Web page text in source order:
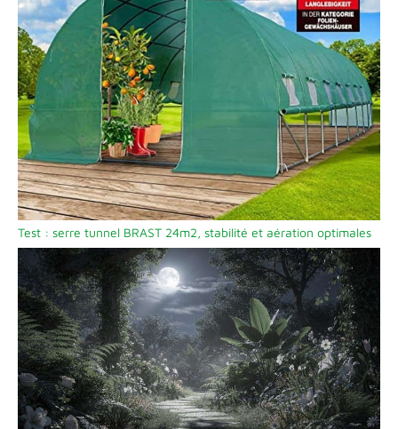
Test : serre tunnel BRAST 24m2, stabilité et aération optimales